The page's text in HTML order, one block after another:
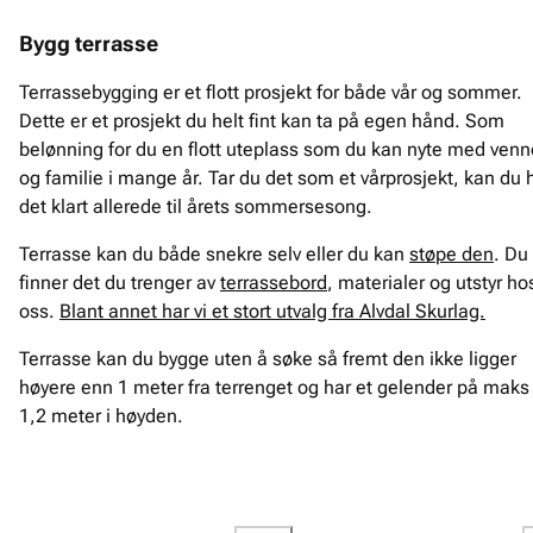
Bygg terrasse
Terrassebygging er et flott prosjekt for både vår og sommer.
Dette er et prosjekt du helt fint kan ta på egen hånd. Som
belønning for du en flott uteplass som du kan nyte med
og familie i mange år. Tar du det som et vårprosjekt, kan du
det klart allerede til årets sommersesong.
Terrasse kan du både snekre selv eller du kan støpe den. Du
finner det du trenger av terrassebord, materialer og utstyr
oss. Blant annet har vi et stort utvalg fra Alvdal Skurlag.
Terrasse kan du bygge uten å søke så fremt den ikke ligger
høyere enn 1 meter fra terrenget og har et gelender på maks
1,2 meter i høyden.